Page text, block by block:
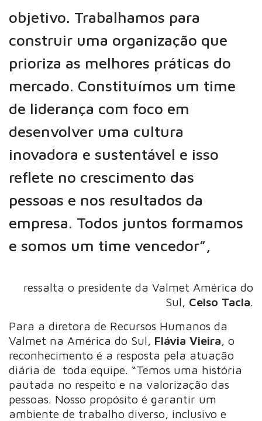
objetivo. Trabalhamos para
construir uma organização que
prioriza as melhores práticas do
mercado. Constituímos um time
de liderança com foco em
desenvolver uma cultura
inovadora e sustentável e isso
reflete no crescimento das
pessoas e nos resultados da
empresa. Todos juntos formamos
e somos um time vencedor”,
ressalta o presidente da Valmet América do
Sul, Celso Tacla.
Para a diretora de Recursos Humanos da
Valmet na América do Sul, Flávia Vieira, o
reconhecimento é a resposta pela atuação
diária de toda equipe. “Temos uma história
pautada no respeito e na valorização das
pessoas. Nosso propósito é garantir um
ambiente de trabalho diverso, inclusivo e